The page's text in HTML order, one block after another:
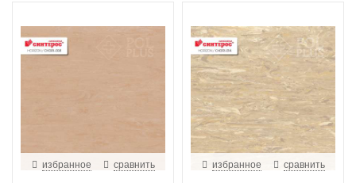
избранное сравнить избранное сравнить